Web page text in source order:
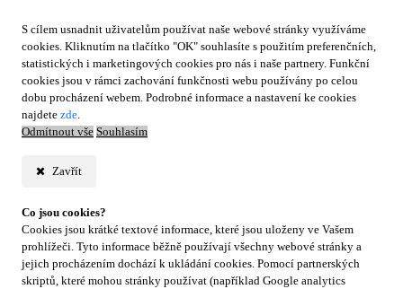
S cílem usnadnit uživatelům používat naše webové stránky využíváme
cookies. Kliknutím na tlačítko "OK" souhlasíte s použitím preferenčních,
statistických i marketingových cookies pro nás i naše partnery. Funkční
cookies jsou v rámci zachování funkčnosti webu používány po celou
dobu procházení webem. Podrobné informace a nastavení ke cookies
najdete zde.
Odmítnout vše Souhlasím
Zavřít
Co jsou cookies?
Cookies jsou krátké textové informace, které jsou uloženy ve Vašem
prohlížeči. Tyto informace běžně používají všechny webové stránky a
jejich procházením dochází k ukládání cookies. Pomocí partnerských
skriptů, které mohou stránky používat (například Google analytics